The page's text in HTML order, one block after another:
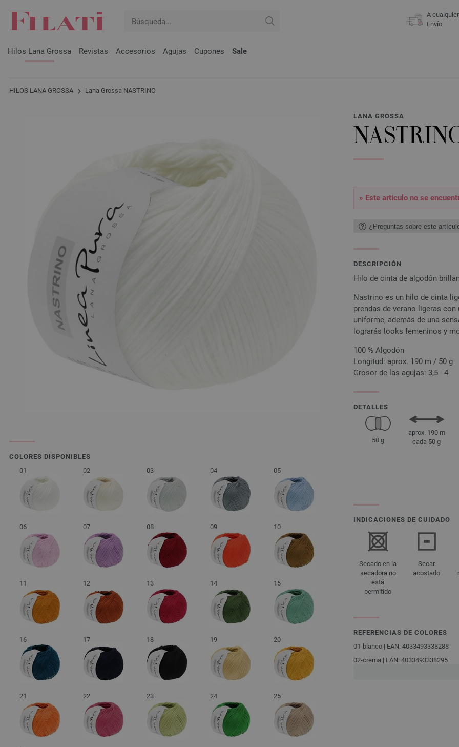
A
Envío
Hilos Lana Grossa Revistas Accesorios Agujas Cupones Sale
HILOS LANA GROSSA Lana Grossa NASTRINO
COLORES DISPONIBLES
01
02 03 04 05
06 07 08 09 10
11 12 13 14 15
16 17 18 19 20
21 22 23 24 25
LANA GROSSA
» Este artículo no se
¿Preguntas sobre este
DESCRIPCIÓN
Hilo de cinta de algodón
Nastrino es un hilo de cinta
prendas de verano ligeras
uniforme, además de una
lograrás looks femeninos y
100 % Algodón
Longitud: aprox. 190 m / 50 g
Grosor de las agujas: 3,5 - 4
DETALLES
50 g
aprox. 190 m
cada 50 g
INDICACIONES DE CUIDADO
Secado en la
secadora no
está
permitido
Secar
acostado
REFERENCIAS DE COLORES
01-blanco | EAN: 4033493338288
02-crema | EAN: 4033493338295